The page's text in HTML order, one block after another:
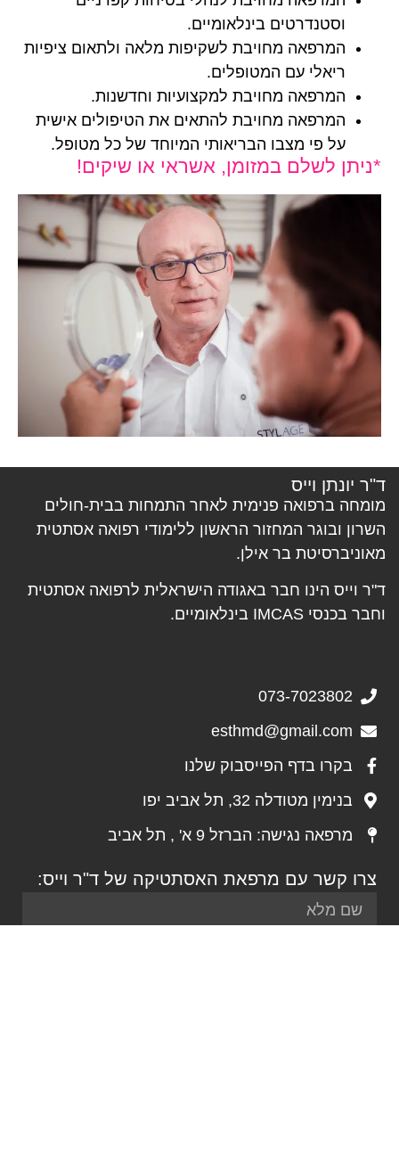
וסטנדרטים בינלאומיים.
המרפאה מחויבת לשקיפות מלאה ולתאום ציפיות
ריאלי עם המטופלים.
המרפאה מחויבת למקצועיות וחדשנות.
המרפאה מחויבת להתאים את הטיפולים אישית
על פי מצבו הבריאותי המיוחד של כל מטופל.
*ניתן לשלם במזומן, אשראי או שיקים!
ד"ר יונתן וייס
מומחה ברפואה פנימית לאחר התמחות בבית-חולים
השרון ובוגר המחזור הראשון ללימודי רפואה אסתטית
מאוניברסיטת בר אילן.
ד"ר וייס הינו חבר באגודה הישראלית לרפואה אסתטית
וחבר בכנסי IMCAS בינלאומיים.
073-7023802
esthmd@gmail.com
בקרו בדף הפייסבוק שלנו
בנימין מטודלה 32, תל אביב יפו‭
מרפאה נגישה: הברזל 9 א' , תל אביב
צרו קשר עם מרפאת האסתטיקה של ד"ר וייס: